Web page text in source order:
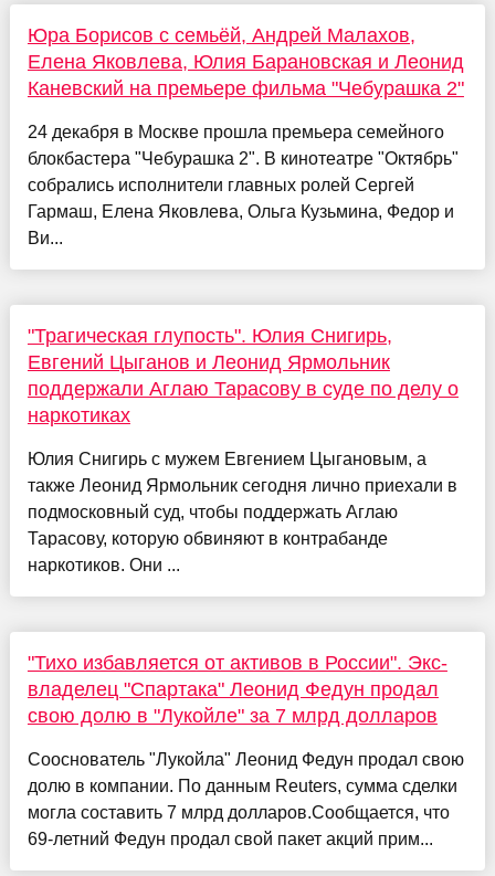
Юра Борисов с семьёй, Андрей Малахов,
Елена Яковлева, Юлия Барановская и Леонид
Каневский на премьере фильма "Чебурашка 2"
24 декабря в Москве прошла премьера семейного
блокбастера "Чебурашка 2". В кинотеатре "Октябрь"
собрались исполнители главных ролей Сергей
Гармаш, Елена Яковлева, Ольга Кузьмина, Федор и
Ви...
"Трагическая глупость". Юлия Снигирь,
Евгений Цыганов и Леонид Ярмольник
поддержали Аглаю Тарасову в суде по делу о
наркотиках
Юлия Снигирь с мужем Евгением Цыгановым, а
также Леонид Ярмольник сегодня лично приехали в
подмосковный суд, чтобы поддержать Аглаю
Тарасову, которую обвиняют в контрабанде
наркотиков. Они ...
"Тихо избавляется от активов в России". Экс-
владелец "Спартака" Леонид Федун продал
свою долю в "Лукойле" за 7 млрд долларов
Сооснователь "Лукойла" Леонид Федун продал свою
долю в компании. По данным Reuters, сумма сделки
могла составить 7 млрд долларов.Сообщается, что
69-летний Федун продал свой пакет акций прим...